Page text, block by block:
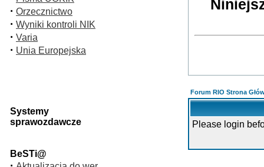
· Orzecznictwo
· Wyniki kontroli NIK
· Varia
· Unia Europejska
Systemy
sprawozdawcze
BeSTi@
Forum RIO Strona
Please login